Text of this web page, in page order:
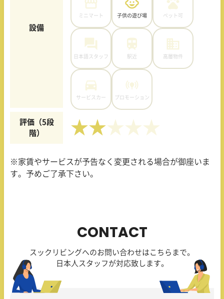
設備
ミニマート 子供の遊び場 ペット可
日本語スタッフ 駅近 高層物件
サービスカー プロモーション
評価（5段
階）
★★
※家賃やサービスが予告なく変更される場合が御座いま
す。予めご了承下さい。
CONTACT
スックリビングへのお問い合わせはこちらまで。
日本人スタッフが対応致します。